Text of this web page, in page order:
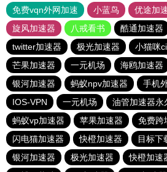
免费vqn外网加速
小蓝鸟 优途加
旋风加速器
八戒看书 酷通加速器
twitter加速器
极光加速器
小猫咪
芒果加速器
一元机场 海鸥加速器
银河加速器
蚂蚁npv加速器
手机
IOS-VPN
一元机场
油管加速器永
蚂蚁vp加速器
苹果加速器 免费跨
闪电猫加速器
快橙加速器 目标下
银河加速器
极光加速器 快橙加速